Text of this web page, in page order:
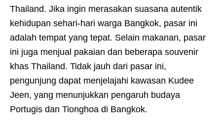
Thailand. Jika ingin merasakan suasana autentik
kehidupan sehari-hari warga Bangkok, pasar ini
adalah tempat yang tepat. Selain makanan, pasar
ini juga menjual pakaian dan beberapa souvenir
khas Thailand. Tidak jauh dari pasar ini,
pengunjung dapat menjelajahi kawasan Kudee
Jeen, yang menunjukkan pengaruh budaya
Portugis dan Tionghoa di Bangkok.